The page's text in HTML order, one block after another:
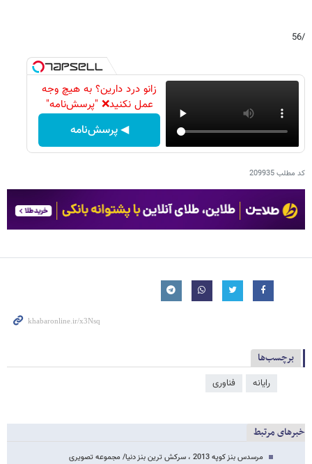
/56
زانو درد دارین؟ به هیچ وجه
عمل نکنید❌ "پرسش‌نامه"
◀ پرسش‌نامه
کد مطلب209935
برچسب‌ها
رایانه فناوری
خبرهای مرتبط
مرسدس بنز کوپه 2013 ، سرکش ترین بنز دنیا/ مجموعه تصویری